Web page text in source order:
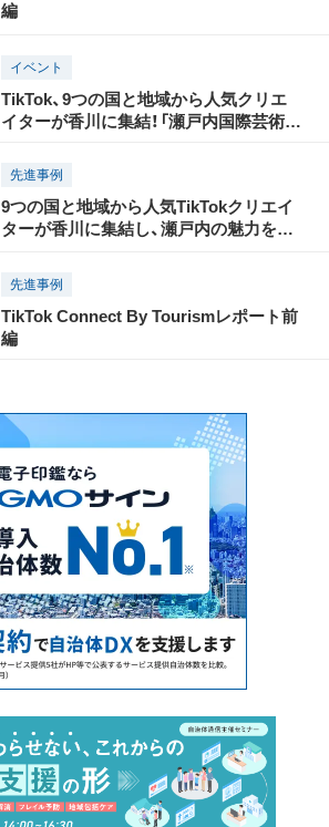
編
イベント
TikTok、9つの国と地域から人気クリエ
イターが香川に集結！「瀬戸内国際芸術祭
世界に発信する「TikTok Connect By
Tourism」を開催！
先進事例
9つの国と地域から人気TikTokクリエイ
ターが香川に集結し、瀬戸内の魅力を
Connect By Tourism 〜瀬戸内の魅力発
信・裏瀬戸芸プロジェクト〜」開催レポー
ト（後編）
先進事例
TikTok Connect By Tourismレポート前
編